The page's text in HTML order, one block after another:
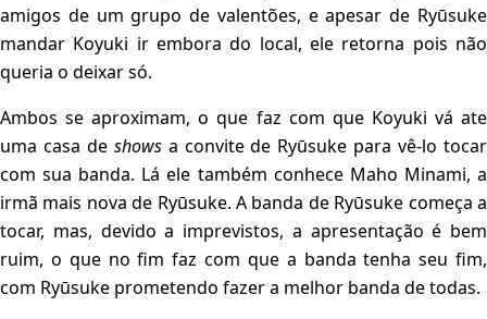
amigos de um grupo de valentões, e apesar de Ryūsuke
mandar Koyuki ir embora do local, ele retorna pois não
queria o deixar só.
Ambos se aproximam, o que faz com que Koyuki vá ate
uma casa de showsa convite de Ryūsuke para vê-lo tocar
com sua banda. Lá ele também conhece Maho Minami, a
irmã mais nova de Ryūsuke. A banda de Ryūsuke começa a
tocar, mas, devido a imprevistos, a apresentação é bem
ruim, o que no fim faz com que a banda tenha seu fim,
com Ryūsuke prometendo fazer a melhor banda de todas.